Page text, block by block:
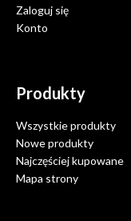
Zaloguj się
Konto
Produkty
Wszystkie produkty
Nowe produkty
Najczęściej kupowane
Mapa strony